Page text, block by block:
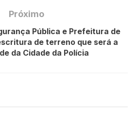
Próximo
Pública e Prefeitura de
de terreno que será a
da Cidade da Polícia